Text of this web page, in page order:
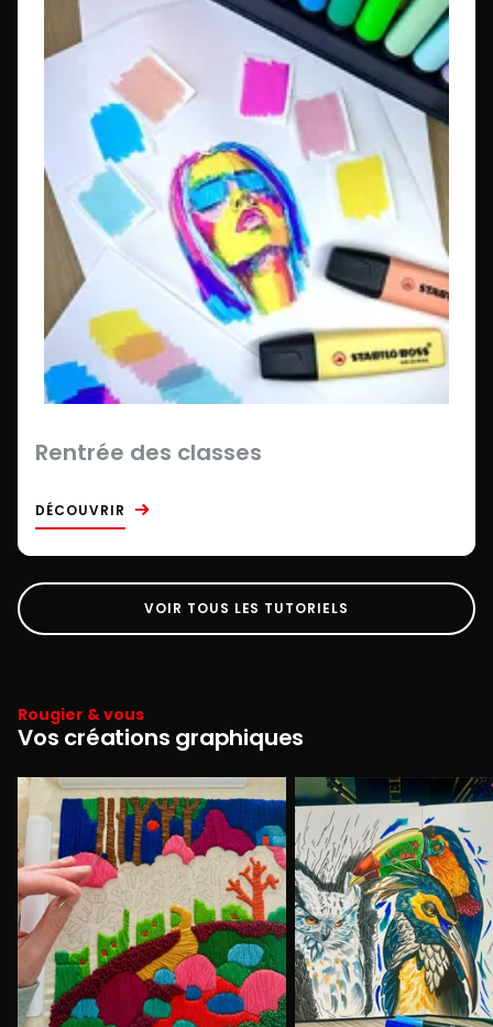
Rentrée des classes
DÉCOUVRIR
VOIR TOUS LES TUTORIELS
Rougier & vous
Vos créations graphiques